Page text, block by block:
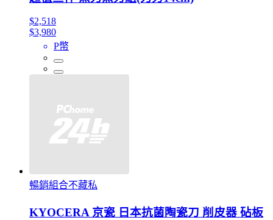
$2,518
$3,980
P幣
暢銷組合不藏私
KYOCERA 京瓷 日本抗菌陶瓷刀 削皮器 砧板